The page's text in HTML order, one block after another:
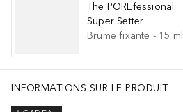
The POREfessional
Super Setter
Brume fixante - 15 ml
INFORMATIONS SUR LE PRODUIT